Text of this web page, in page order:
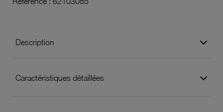
Description
Caractéristiques détaillées